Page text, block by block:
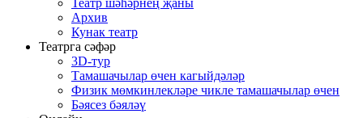
Театр шәһәрнең җаны
Архив
Кунак театр
Театрга сәфәр
3D-тур
Тамашачылар өчен кагыйдәләр
Физик мөмкинлекләре чикле тамашачылар өчен
Бәясез бәяләү